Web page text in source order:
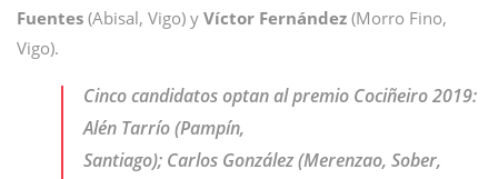
Fuentes (Abisal, Vigo) y Víctor Fernández (Morro Fino,
Vigo).
Cinco candidatos optan al premio Cociñeiro 2019:
Alén Tarrío (Pampín,
Santiago); Carlos González (Merenzao, Sober,